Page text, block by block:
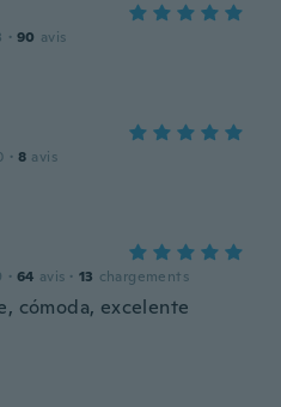
· 90 avis
· 8 avis
· 64 avis · 13 chargements
cómoda, excelente